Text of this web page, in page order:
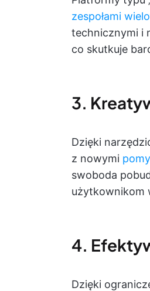
zespołami
technicznymi i
co skutkuje
3.
Dzięki
z nowymi
swoboda
użytkownikom
4.
Dzięki